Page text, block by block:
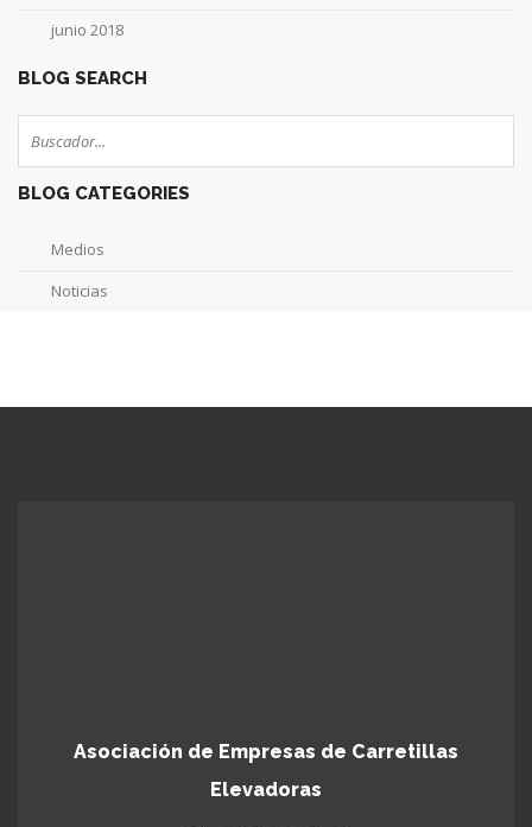
junio 2018
BLOG SEARCH
BLOG CATEGORIES
Medios
Noticias
Asociación de Empresas de Carretillas
Elevadoras